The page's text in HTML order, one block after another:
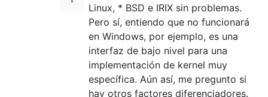
Linux, * BSD e IRIX sin problemas.
Pero sí, entiendo que no funcionará
en Windows, por ejemplo, es una
interfaz de bajo nivel para una
implementación de kernel muy
específica. Aún así, me pregunto si
hay otros factores diferenciadores.